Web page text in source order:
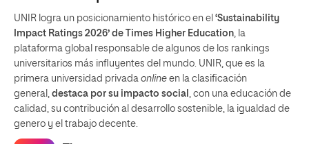
UNIR logra un posicionamiento histórico en el ‘Sustainability
Impact Ratings 2026’ de Times Higher Education , la
plataforma global responsable de algunos de los rankings
universitarios más influyentes del mundo. UNIR, que es la
primera universidad privada online en la clasificación
general, destaca por su impacto social
, con una educación de
calidad, su contribución al desarrollo sostenible, la igualdad de
genero y el trabajo decente.